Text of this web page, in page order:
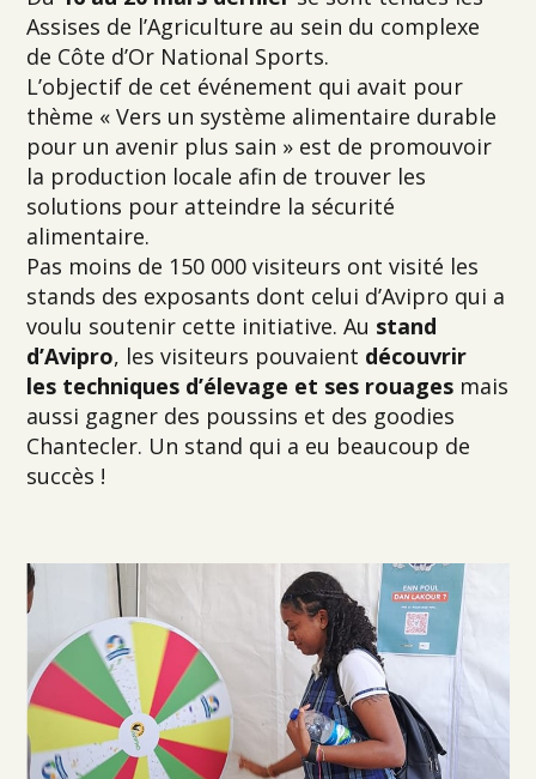
Assises de l’Agriculture au sein du complexe
de Côte d’Or National Sports.
L’objectif de cet événement qui avait pour
thème « Vers un système alimentaire durable
pour un avenir plus sain » est de promouvoir
la production locale afin de trouver les
solutions pour atteindre la sécurité
alimentaire.
Pas moins de 150 000 visiteurs ont visité les
stands des exposants dont celui d’Avipro qui a
voulu soutenir cette initiative. Au stand
d’Avipro, les visiteurs pouvaient découvrir
les techniques d’élevage et ses rouages mais
aussi gagner des poussins et des goodies
Chantecler. Un stand qui a eu beaucoup de
succès !